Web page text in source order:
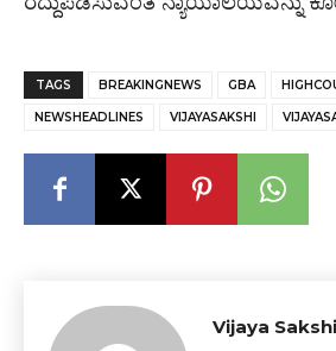
TAGS BREAKINGNEWS GBA
NEWSHEADLINES VIJAYASAKSHI
Vijaya Sakshi